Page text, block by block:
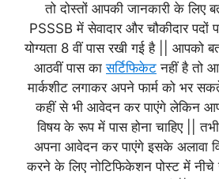
तो दोस्तों आपकी जानकारी के लिए
PSSSB में सेवादार और चौकीदार पदों
योग्यता 8 वीं पास रखी गई है || आपको
आठवीं पास कासर्टिफिकेट नहीं है तो
मार्कशीट लगाकर अपने फार्म को भर
कहीं से भी आवेदन कर पाएंगे लेकिन
विषय के रूप में पास होना चाहिए ||
अपना आवेदन कर पाएंगे इसके अलावा
करने के लिए नोटिफिकेशन पोस्ट में नीचे